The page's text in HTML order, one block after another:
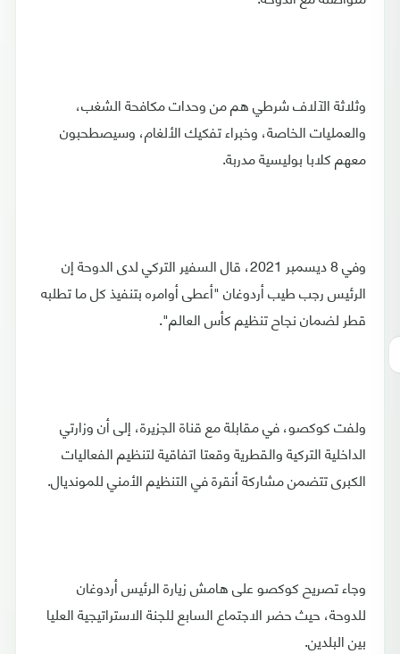
وثلاثة الآلاف شرطي هم من وحدات مكافحة الشغب،
والعمليات الخاصة، وخبراء تفكيك الألغام، وسيصطحبون
معهم كلابا بوليسية مدربة.
وفي 8 ديسمبر 2021، قال السفير التركي لدى الدوحة إن
الرئيس رجب طيب أردوغان "أعطى أوامره بتنفيذ كل ما تطلبه
قطر لضمان نجاح تنظيم كأس العالم".
ولفت كوكصو، في مقابلة مع قناة الجزيرة، إلى أن وزارتي
الداخلية التركية والقطرية وقعتا اتفاقية لتنظيم الفعاليات
الكبرى تتضمن مشاركة أنقرة في التنظيم الأمني للمونديال.
وجاء تصريح كوكصو على هامش زيارة الرئيس أردوغان
للدوحة، حيث حضر الاجتماع السابع للجنة الاستراتيجية العليا
بين البلدين.